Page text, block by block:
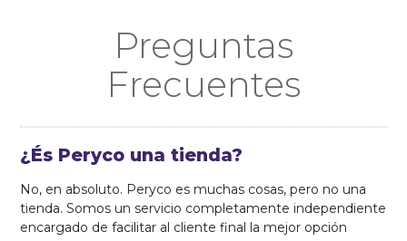
Preguntas
Frecuentes
¿És Peryco una tienda?
No, en absoluto. Peryco es muchas cosas, pero no una
tienda. Somos un servicio completamente independiente
encargado de facilitar al cliente final la mejor opción